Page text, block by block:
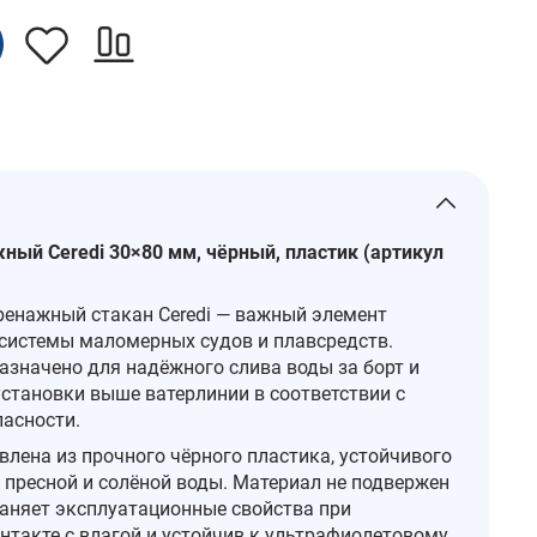
Ceredi 30×80 мм, чёрный, пластик (артикул
стакан Ceredi — важный элемент
маломерных судов и плавсредств.
для надёжного слива воды за борт и
выше ватерлинии в соответствии с
из прочного чёрного пластика, устойчивого
и солёной воды. Материал не подвержен
эксплуатационные свойства при